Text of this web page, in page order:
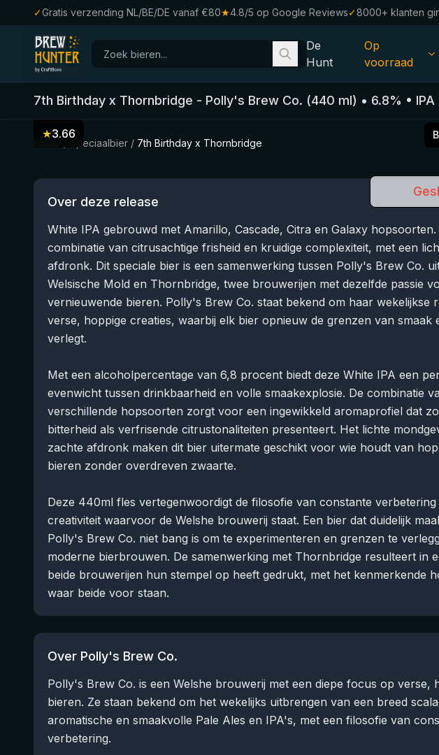
✓Gratis verzending NL/BE/DE vanaf €80★4.8/5 op Google Reviews✓8000+ klanten
De
Hunt
Op
voorraad
Alle Bieren
Cadeaubonnen
Bierpakketten
Brouwerijen
Bierstijlen
7th Birthday x Thornbridge - Polly's Brew Co. (440 ml) • 6.8% •
Speciaalbier / 7th Birthday x Thornbridge
★3.66
Over deze release
White IPA gebrouwd met Amarillo, Cascade, Citra en Galaxy hopsoorten.
combinatie van citrusachtige frisheid en kruidige complexiteit, met een
afdronk. Dit speciale bier is een samenwerking tussen Polly's Brew Co.
Welsische Mold en Thornbridge, twee brouwerijen met dezelfde passie
vernieuwende bieren. Polly's Brew Co. staat bekend om haar wekelijkse
verse, hoppige creaties, waarbij elk bier opnieuw de grenzen van smaak
verlegt.
Met een alcoholpercentage van 6,8 procent biedt deze White IPA een
evenwicht tussen drinkbaarheid en volle smaakexplosie. De combinatie
verschillende hopsoorten zorgt voor een ingewikkeld aromaprofiel dat
bitterheid als verfrisende citrustonaliteiten presenteert. Het lichte
zachte afdronk maken dit bier uitermate geschikt voor wie houdt van
bieren zonder overdreven zwaarte.
Deze 440ml fles vertegenwoordigt de filosofie van constante verbetering
creativiteit waarvoor de Welshe brouwerij staat. Een bier dat duidelijk
Polly's Brew Co. niet bang is om te experimenteren en grenzen te
moderne bierbrouwen. De samenwerking met Thornbridge resulteert in
beide brouwerijen hun stempel op heeft gedrukt, met het kenmerkende
waar beide voor staan.
Over Polly's Brew Co.
Polly's Brew Co. is een Welshe brouwerij met een diepe focus op verse,
bieren. Ze staan bekend om het wekelijks uitbrengen van een breed
aromatische en smaakvolle Pale Ales en IPA's, met een filosofie van
verbetering.